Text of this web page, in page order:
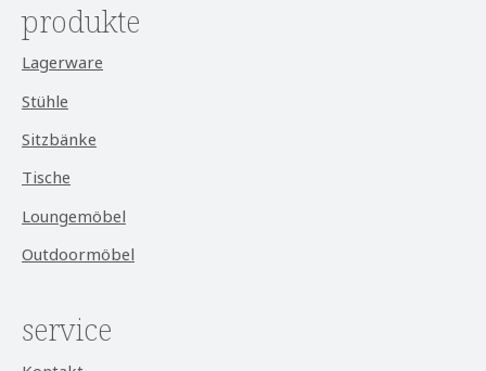
produkte
Lagerware
Stühle
Sitzbänke
Tische
Loungemöbel
Outdoormöbel
service